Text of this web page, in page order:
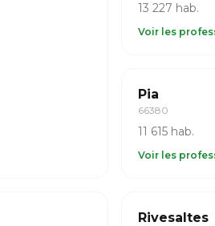
13 227 hab.
Voir les
Pia
66380
11 615 hab.
Voir les
Rivesaltes